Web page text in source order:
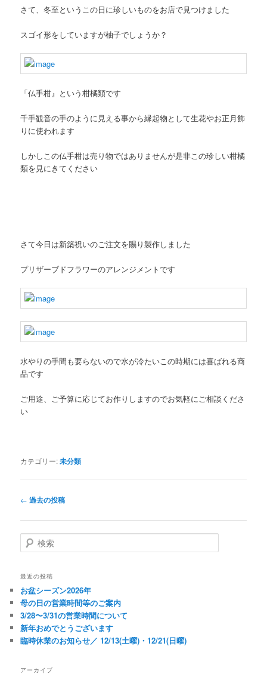
さて、冬至というこの日に珍しいものをお店で見つけました
スゴイ形をしていますが柚子でしょうか？
「仏手柑』という柑橘類です
千手観音の手のように見える事から縁起物として生花やお正月飾
りに使われます
しかしこの仏手柑は売り物ではありませんが是非この珍しい柑橘
類を見にきてください
さて今日は新築祝いのご注文を賜り製作しました
プリザーブドフラワーのアレンジメントです
水やりの手間も要らないので水が冷たいこの時期には喜ばれる商
品です
ご用途、ご予算に応じてお作りしますのでお気軽にご相談くださ
い
カテゴリー:未分類
投
ナ
ビ
ゲ
シ
ョ
ン
← 過去の投稿
検
索
最近の投稿
お盆シーズン2026年
母の日の営業時間等のご案内
3/28〜3/31の営業時間について
新年おめでとうございます
臨時休業のお知らせ／ 12/13(土曜)・12/21(日曜)
アーカイブ